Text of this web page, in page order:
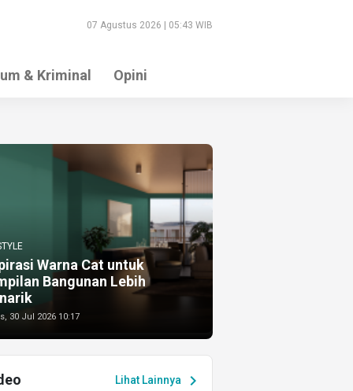
07 Agustus 2026 | 05:43 WIB
& Kriminal Opini
Warna Cat untuk
Bangunan Lebih
30 Jul 2026 10:17
Lihat Lainnya chevron_right